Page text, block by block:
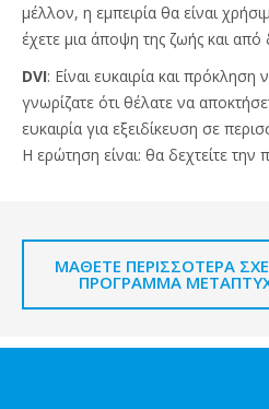
μέλλον, η εμπειρία θα είναι
έχετε μια άποψη της ζωής και από
DVI: Είναι ευκαιρία και
γνωρίζατε ότι θέλατε να
ευκαιρία για εξειδίκευση σε
Η ερώτηση είναι: θα δεχτείτε την
ΜΆΘΕΤΕ ΠΕΡΙΣΣΌΤΕΡΑ
ΠΡΌΓΡΑΜΜΑ